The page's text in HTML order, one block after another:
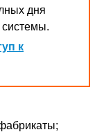
дня
к